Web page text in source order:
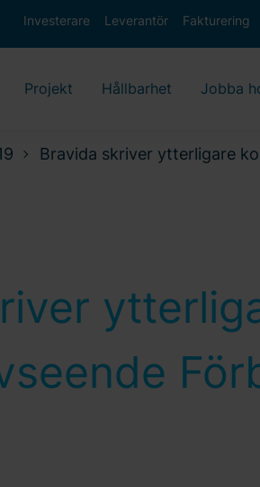
Investerare Leverantör Fakturering
Projekt Hållbarhet Jobba
Bravida skriver ytterligare